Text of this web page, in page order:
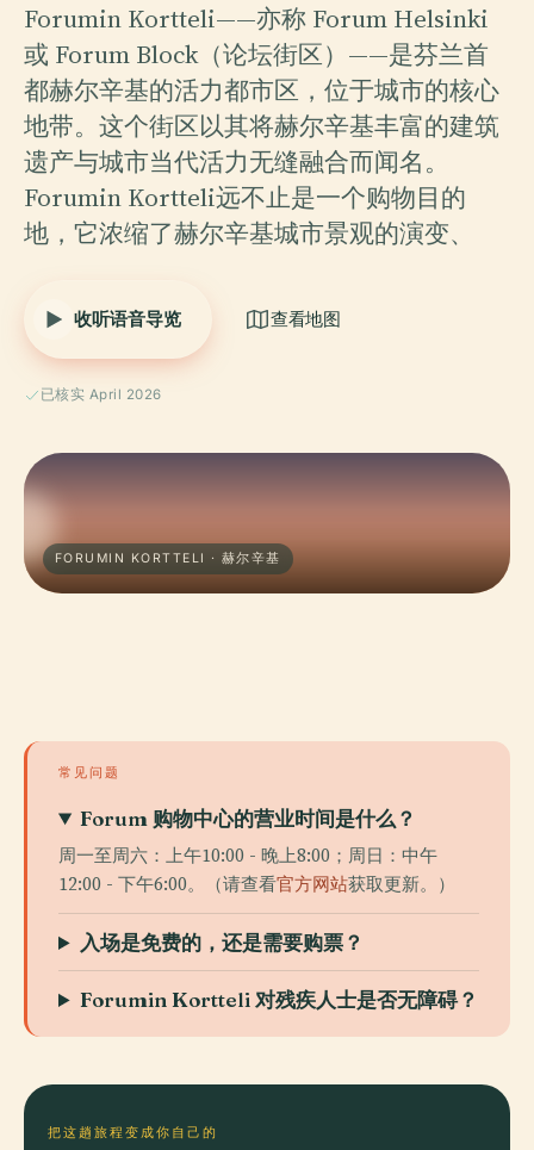
Forumin Kortteli——亦称 Forum Helsinki
或 Forum Block（论坛街区）——是芬兰首
都赫尔辛基的活力都市区，位于城市的核心
地带。这个街区以其将赫尔辛基丰富的建筑
遗产与城市当代活力无缝融合而闻名。
Forumin Kortteli远不止是一个购物目的
地，它浓缩了赫尔辛基城市景观的演变、
收听语音导览 查看地图
已核实 April 2026
FORUMIN KORTTELI · 赫尔辛基
常见问题
Forum 购物中心的营业时间是什么？
周一至周六：上午10:00 - 晚上8:00；周日：中午
12:00 - 下午6:00。（请查看官方网站获取更新。）
入场是免费的，还是需要购票？
Forumin Kortteli 对残疾人士是否无障碍？
把这趟旅程变成你自己的